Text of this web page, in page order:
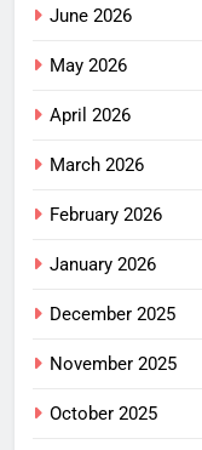
June 2026
May 2026
April 2026
March 2026
February 2026
January 2026
December 2025
November 2025
October 2025